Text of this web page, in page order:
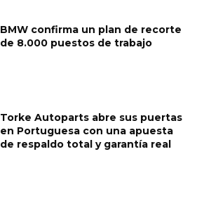
BMW confirma un plan de recorte
de 8.000 puestos de trabajo
Torke Autoparts abre sus puertas
en Portuguesa con una apuesta
de respaldo total y garantía real